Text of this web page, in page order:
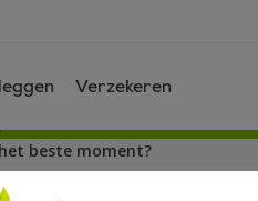
Verzekeren
beste moment?